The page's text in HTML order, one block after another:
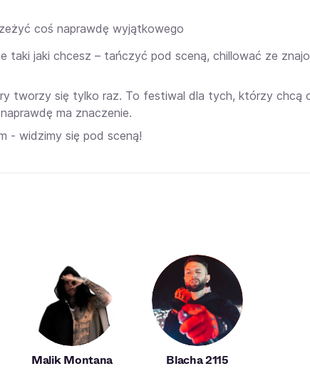
coś naprawdę wyjątkowego
taki jaki chcesz – tańczyć pod sceną, chillować ze
tworzy się tylko raz. To festiwal dla tych, którzy chcą
ma znaczenie.
- widzimy się pod sceną!
Malik Montana Blacha 2115